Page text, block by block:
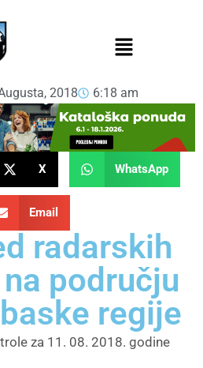
2018 6:18 am
X WhatsApp
Email
radarskih
području
regije
za 11. 08. 2018. godine